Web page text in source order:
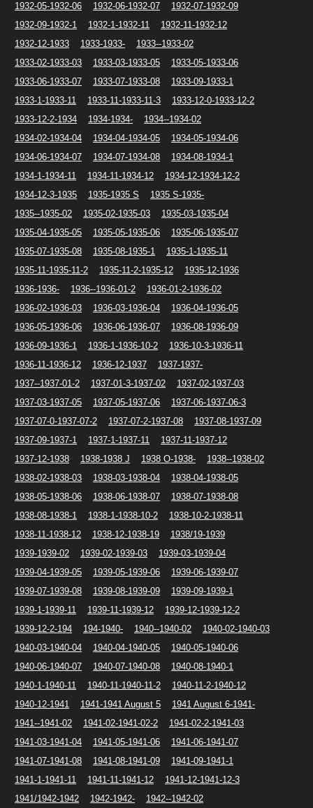
1932-05-1932-06
1932-06-1932-07
1932-07-1932-09
1932-09-1932-1
1932-1-1932-11
1932-11-1932-12
1932-12-1933
1933-1933-
1933--1933-02
1933-02-1933-03
1933-03-1933-05
1933-05-1933-06
1933-06-1933-07
1933-07-1933-08
1933-09-1933-1
1933-1-1933-11
1933-11-1933-11-3
1933-12-0-1933-12-2
1933-12-2-1934
1934-1934-
1934--1934-02
1934-02-1934-04
1934-04-1934-05
1934-05-1934-06
1934-06-1934-07
1934-07-1934-08
1934-08-1934-1
1934-1-1934-11
1934-11-1934-12
1934-12-1934-12-2
1934-12-3-1935
1935-1935 S
1935 S-1935-
1935--1935-02
1935-02-1935-03
1935-03-1935-04
1935-04-1935-05
1935-05-1935-06
1935-06-1935-07
1935-07-1935-08
1935-08-1935-1
1935-1-1935-11
1935-11-1935-11-2
1935-11-2-1935-12
1935-12-1936
1936-1936-
1936--1936-01-2
1936-01-2-1936-02
1936-02-1936-03
1936-03-1936-04
1936-04-1936-05
1936-05-1936-06
1936-06-1936-07
1936-08-1936-09
1936-09-1936-1
1936-1-1936-10-2
1936-10-3-1936-11
1936-11-1936-12
1936-12-1937
1937-1937-
1937--1937-01-2
1937-01-3-1937-02
1937-02-1937-03
1937-03-1937-05
1937-05-1937-06
1937-06-1937-06-3
1937-07-0-1937-07-2
1937-07-2-1937-08
1937-08-1937-09
1937-09-1937-1
1937-1-1937-11
1937-11-1937-12
1937-12-1938
1938-1938 J 1938 O-1938-
1938--1938-02
1938-02-1938-03
1938-03-1938-04
1938-04-1938-05
1938-05-1938-06
1938-06-1938-07
1938-07-1938-08
1938-08-1938-1
1938-1-1938-10-2
1938-10-2-1938-11
1938-11-1938-12
1938-12-1938-19
1938/19-1939
1939-1939-02
1939-02-1939-03
1939-03-1939-04
1939-04-1939-05
1939-05-1939-06
1939-06-1939-07
1939-07-1939-08
1939-08-1939-09
1939-09-1939-1
1939-1-1939-11
1939-11-1939-12
1939-12-1939-12-2
1939-12-2-194
194-1940- 1940--1940-02
1940-02-1940-03
1940-03-1940-04
1940-04-1940-05
1940-05-1940-06
1940-06-1940-07
1940-07-1940-08
1940-08-1940-1
1940-1-1940-11
1940-11-1940-11-2
1940-11-2-1940-12
1940-12-1941
1941-1941 August 5
1941 August 6-1941-
1941--1941-02
1941-02-1941-02-2
1941-02-2-1941-03
1941-03-1941-04
1941-05-1941-06
1941-06-1941-07
1941-07-1941-08
1941-08-1941-09
1941-09-1941-1
1941-1-1941-11
1941-11-1941-12
1941-12-1941-12-3
1941/1942-1942
1942-1942-
1942--1942-02